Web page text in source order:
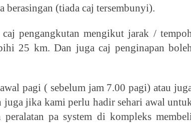
berasingan (tiada caj tersembunyi).
pengangkutan mengikut jarak /
25 km. Dan juga caj penginapan
pagi ( sebelum jam 7.00 pagi) atau
juga jika kami perlu hadir sehari awal
peralatan pa system di kompleks